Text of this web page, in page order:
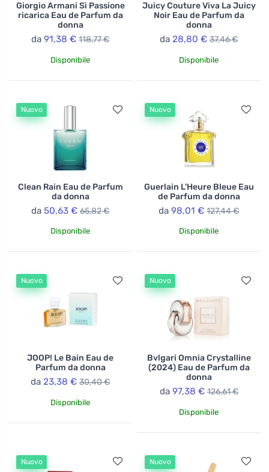
Giorgio Armani Sì Passione
ricarica Eau de Parfum da
donna
da 91,38 € 118,77 €
Disponibile
Juicy Couture Viva La Juicy
Noir Eau de Parfum da
donna
da 28,80 € 37,46 €
Disponibile
Nuovo
Clean Rain Eau de Parfum
da donna
da 50,63 € 65,82 €
Disponibile
Nuovo
Guerlain L'Heure Bleue Eau
de Parfum da donna
da 98,01 € 127,44 €
Disponibile
Nuovo
JOOP! Le Bain Eau de
Parfum da donna
da 23,38 € 30,40 €
Disponibile
Nuovo
Bvlgari Omnia Crystalline
(2024) Eau de Parfum da
donna
da 97,38 € 126,61 €
Disponibile
Nuovo Nuovo